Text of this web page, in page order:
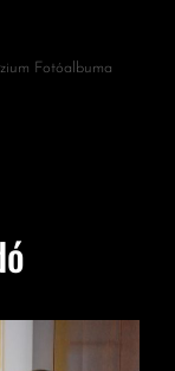
Fotóalbuma